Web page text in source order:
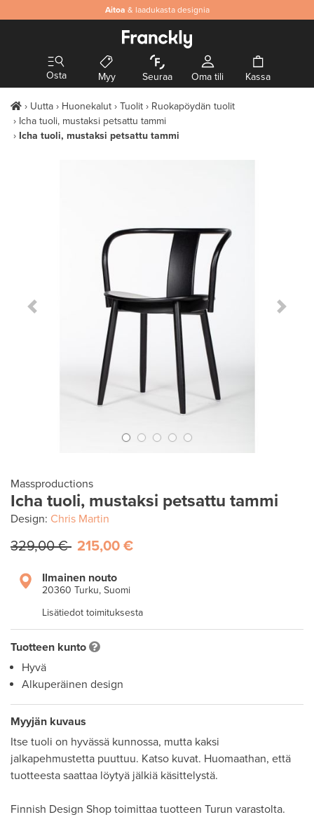
Aitoa & laadukasta designia
Osta Myy Seuraa Oma tili Kassa
Uutta Huonekalut Tuolit
Ruokapöydän tuolit
Icha tuoli, mustaksi petsattu tammi
Icha tuoli, mustaksi petsattu tammi
Previous Slide Next
Massproductions
Icha tuoli, mustaksi petsattu tammi
Design: Chris Martin
329,00 € 215,00 €
Ilmainen nouto
20360 Turku, Suomi
Lisätiedot toimituksesta
Tuotteen kunto
Hyvä
Alkuperäinen design
Myyjän kuvaus
Itse tuoli on hyvässä kunnossa, mutta kaksi
jalkapehmustetta puuttuu. Katso kuvat. Huomaathan, että
tuotteesta saattaa löytyä jälkiä käsittelystä.
Finnish Design Shop toimittaa tuotteen Turun varastolta.